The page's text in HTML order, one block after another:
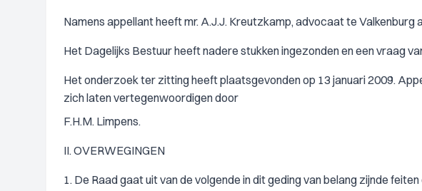
Namens appellant heeft mr. A.J.J. Kreutzkamp, advocaat te Valkenburg
Het Dagelijks Bestuur heeft nadere stukken ingezonden en een vraag
Het onderzoek ter zitting heeft plaatsgevonden op 13 januari 2009.
zich laten vertegenwoordigen door
F.H.M. Limpens.
II. OVERWEGINGEN
1. De Raad gaat uit van de volgende in dit geding van belang zijnde